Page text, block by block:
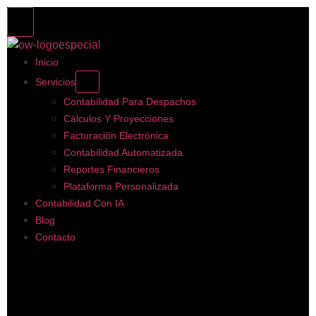
Inicio
Servicios
Contabilidad Para Despachos
Cálculos Y Proyecciones
Facturación Electrónica
Contabilidad Automatizada
Reportes Financieros
Plataforma Personalizada
Contabilidad Con IA
Blog
Contacto